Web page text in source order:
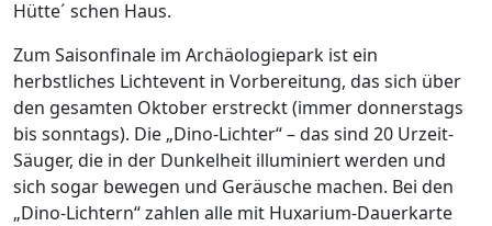
Hütte´ schen Haus.
Zum Saisonfinale im Archäologiepark ist ein
herbstliches Lichtevent in Vorbereitung, das sich über
den gesamten Oktober erstreckt (immer donnerstags
bis sonntags). Die „Dino-Lichter“ – das sind 20 Urzeit-
Säuger, die in der Dunkelheit illuminiert werden und
sich sogar bewegen und Geräusche machen. Bei den
„Dino-Lichtern“ zahlen alle mit Huxarium-Dauerkarte